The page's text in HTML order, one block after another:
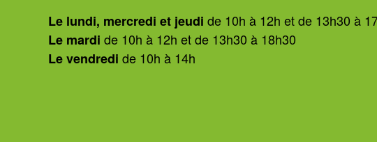
Le lundi, mercredi et jeudi de 10h à 12h et de 13h30 à
Le mardi de 10h à 12h et de 13h30 à 18h30
Le vendredi de 10h à 14h